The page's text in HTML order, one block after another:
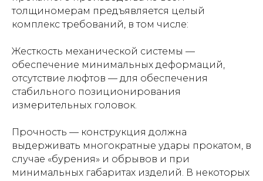
толщиномерам предъявляется целый
комплекс требований, в том числе:
Жесткость механической системы —
обеспечение минимальных деформаций,
отсутствие люфтов — для обеспечения
стабильного позиционирования
измерительных головок.
Прочность — конструкция должна
выдерживать многократные удары прокатом, в
случае «бурения» и обрывов и при
минимальных габаритах изделий. В некоторых